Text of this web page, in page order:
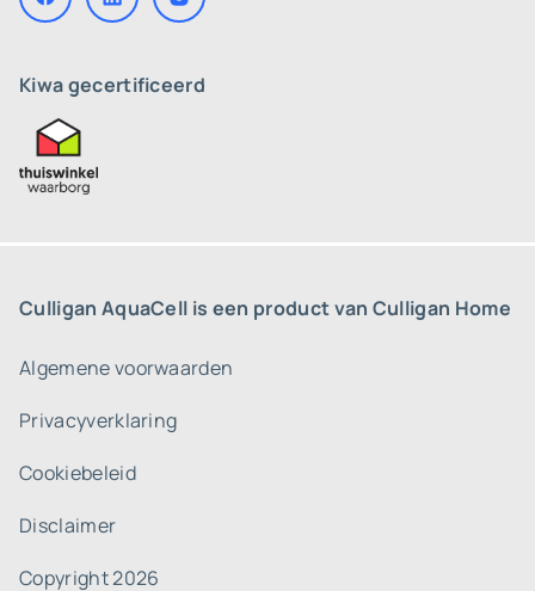
Kiwa gecertificeerd
Culligan AquaCell is een product van Culligan Home
Algemene voorwaarden
Privacyverklaring
Cookiebeleid
Disclaimer
Copyright 2026